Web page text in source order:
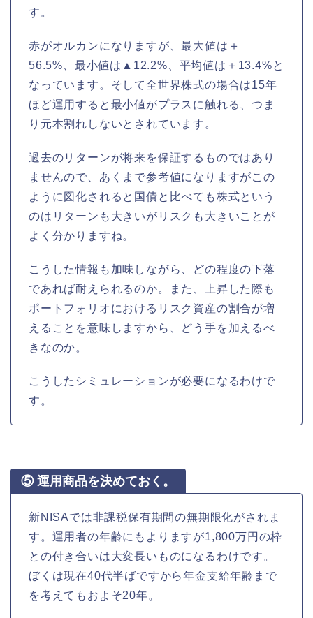
す。
赤がオルカンになりますが、最大値は＋
56.5%、最小値は▲12.2%、平均値は＋13.4%と
なっています。そして全世界株式の場合は15年
ほど運用すると最小値がプラスに触れる、つま
り元本割れしないとされています。
過去のリターンが将来を保証するものではあり
ませんので、あくまで参考値になりますがこの
ように図化されると国債と比べても株式という
のはリターンも大きいがリスクも大きいことが
よく分かりますね。
こうした情報も加味しながら、どの程度の下落
であれば耐えられるのか。また、上昇した際も
ポートフォリオにおけるリスク資産の割合が増
えることを意味しますから、どう手を加えるべ
きなのか。
こうしたシミュレーションが必要になるわけで
す。
⑤ 運用商品を決めておく。
新NISAでは非課税保有期間の無期限化がされま
す。運用者の年齢にもよりますが1,800万円の枠
との付き合いは大変長いものになるわけです。
ぼくは現在40代半ばですから年金支給年齢まで
を考えてもおよそ20年。